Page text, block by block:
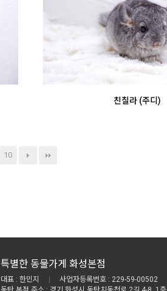
친칠라 (주디)
10
특별한 동물가게 화성본점
대표 : 한민지 사업자등록번호 : 229-59-00502